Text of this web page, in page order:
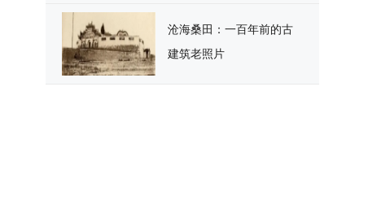
沧海桑田：一百年前的古
建筑老照片